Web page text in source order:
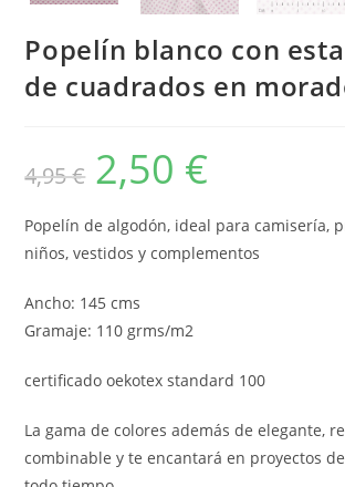
Popelín blanco con
de cuadrados en
4,95€
El
precio
original
4,95 €.
2,50 €
2,50 €.
Popelín de algodón, ideal para camisería,
niños, vestidos y complementos
Ancho: 145 cms
Gramaje: 110 grms/m2
certificado oekotex standard 100
La gama de colores además de elegante,
combinable y te encantará en proyectos